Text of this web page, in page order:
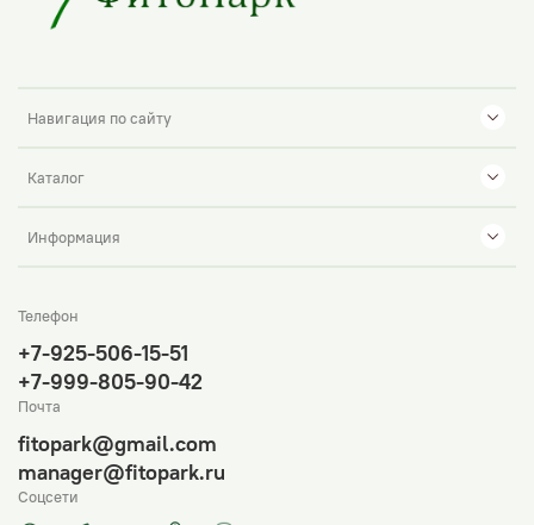
Навигация по сайту
Каталог
Информация
Телефон
+7-925-506-15-51
+7-999-805-90-42
Почта
fitopark@gmail.com
manager@fitopark.ru
Соцсети